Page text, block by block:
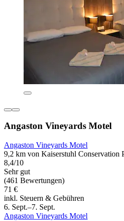
Angaston Vineyards Motel
Angaston Vineyards Motel
9,2 km von Kaiserstuhl Conservation
8,4/10
Sehr gut
(461 Bewertungen)
71 €
inkl. Steuern & Gebühren
6. Sept.–7. Sept.
Angaston Vineyards Motel